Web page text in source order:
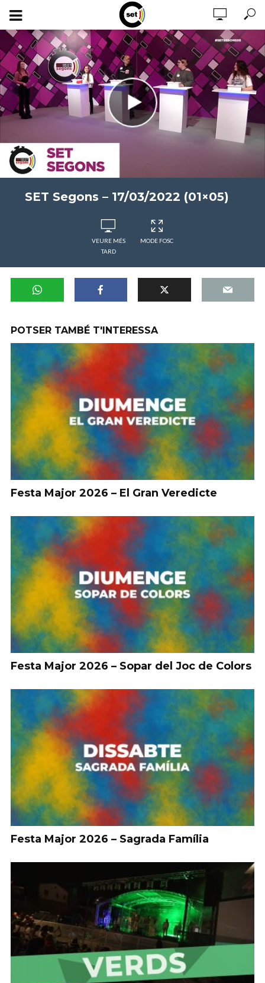
SET Segons – 17/03/2022 (01×05)
VEURE MÉS
TARD
MODE FOSC
POTSER TAMBÉ T'INTERESSA
Festa Major 2026 – El Gran Veredicte
Festa Major 2026 – Sopar del Joc de Colors
Festa Major 2026 – Sagrada Família